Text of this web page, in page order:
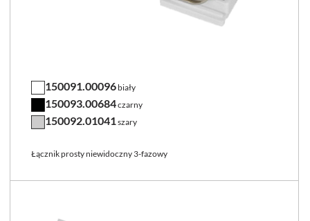
150091.00096 biały
150093.00684czarny
150092.01041 szary
Łącznik prosty niewidoczny 3-fazowy